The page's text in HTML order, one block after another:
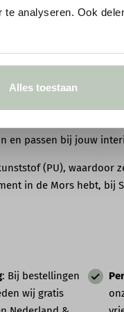
te analyseren. Ook
Alles toestaan
van het merk Orac die
de perfecte
van onze
ze perfect passen in
een unieke
en passen bij jouw
(PU), waardoor
in de Mors hebt, bij
: Bij bestellingen
wij gratis